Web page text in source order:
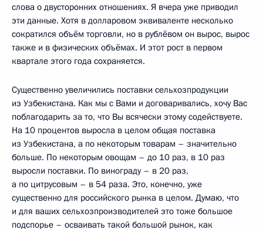
слова о двусторонних отношениях. Я вчера уже приводил
эти данные. Хотя в долларовом эквиваленте несколько
сократился объём торговли, но в рублёвом он вырос, вырос
также и в физических объёмах. И этот рост в первом
квартале этого года сохраняется.
Существенно увеличились поставки сельхозпродукции
из Узбекистана. Как мы с Вами и договаривались, хочу Вас
поблагодарить за то, что Вы всячески этому содействуете.
На 10 процентов выросла в целом общая поставка
из Узбекистана, а по некоторым товарам – значительно
больше. По некоторым овощам – до 10 раз, в 10 раз
выросли поставки. По винограду – в 20 раз,
а по цитрусовым – в 54 раза. Это, конечно, уже
существенно для российского рынка в целом. Думаю, что
и для ваших сельхозпроизводителей это тоже большое
подспорье – осваивать такой большой рынок, как